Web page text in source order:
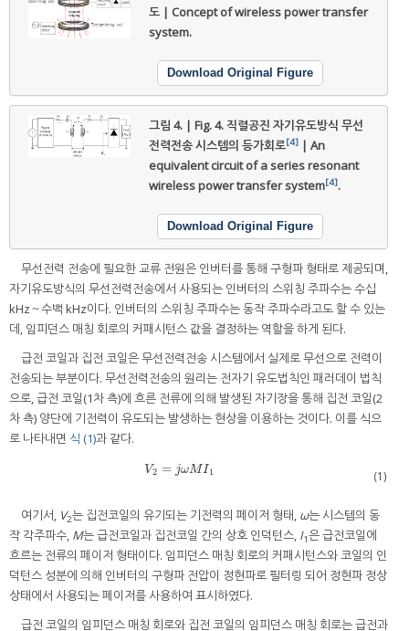
도 | Concept of wireless power transfer
system.
Download Original Figure
그림 4. | Fig. 4.직렬공진 자기유도방식 무선
전력전송 시스템의 등가회로[4]| An
equivalent circuit of a series resonant
wireless power transfer system[4].
Download Original Figure
무선전력 전송에 필요한 교류 전원은 인버터를 통해 구형파 형태로 제공되며,
자기유도방식의 무선전력전송에서 사용되는 인버터의 스위칭 주파수는 수십
kHz～수백 kHz이다. 인버터의 스위칭 주파수는 동작 주파수라고도 할 수 있는
데, 임피던스 매칭 회로의 커패시턴스 값을 결정하는 역할을 하게 된다.
급전 코일과 집전 코일은 무선전력전송 시스템에서 실제로 무선으로 전력이
전송되는 부분이다. 무선전력전송의 원리는 전자기 유도법칙인 패러데이 법칙
으로, 급전 코일(1차 측)에 흐른 전류에 의해 발생된 자기장을 통해 집전 코일(2
차 측) 양단에 기전력이 유도되는 발생하는 현상을 이용하는 것이다. 이를 식으
로 나타내면 식 (1)과 같다.
V2 = jωMI1
V 2= jωMI1 (1)
여기서, V2는 집전코일의 유기되는 기전력의 페이저 형태, ω는 시스템의 동
작 각주파수, M는 급전코일과 집전코일 간의 상호 인덕턴스, I1은 급전코일에
흐르는 전류의 페이저 형태이다. 임피던스 매칭 회로의 커패시턴스와 코일의 인
덕턴스 성분에 의해 인버터의 구형파 전압이 정현파로 필터링 되어 정현파 정상
상태에서 사용되는 페이저를 사용하여 표시하였다.
급전 코일의 임피던스 매칭 회로와 집전 코일의 임피던스 매칭 회로는 급전과